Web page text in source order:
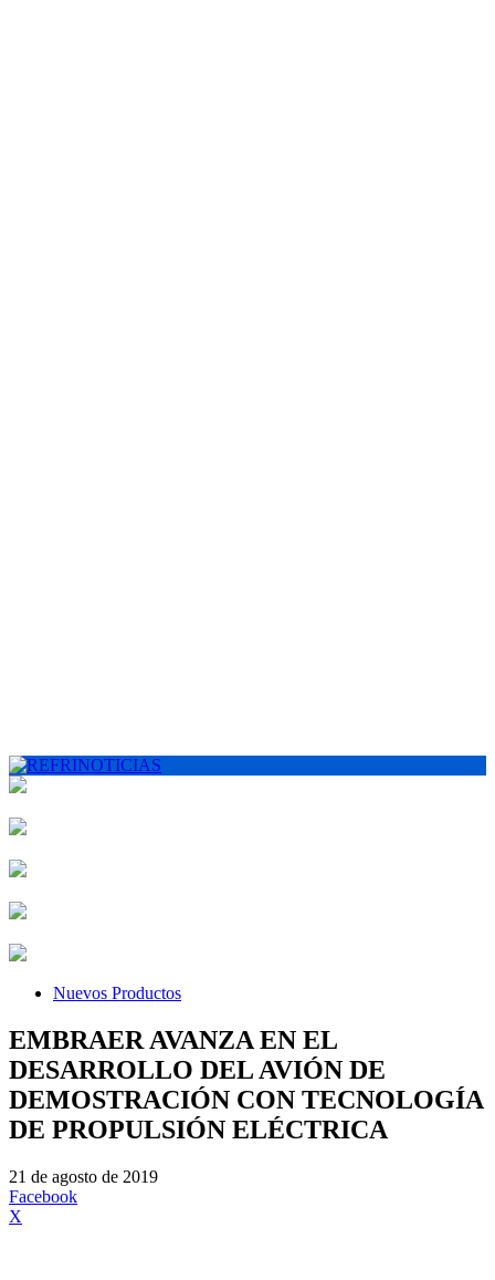
Nuevos Productos
EMBRAER AVANZA EN EL
DESARROLLO DEL AVIÓN DE
DEMOSTRACIÓN CON TECNOLOGÍA
DE PROPULSIÓN ELÉCTRICA
21 de agosto de 2019
Facebook
X